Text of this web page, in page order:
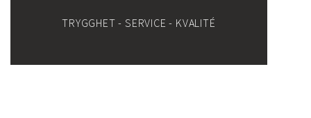
TRYGGHET - SERVICE - KVALITÉ